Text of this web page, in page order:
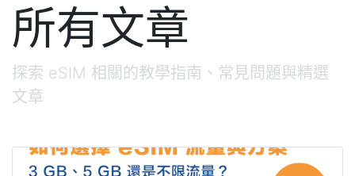
所有文章
探索 eSIM 相關的教學指南、常見問題與精選
文章